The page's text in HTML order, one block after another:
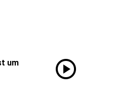
um
play_circle